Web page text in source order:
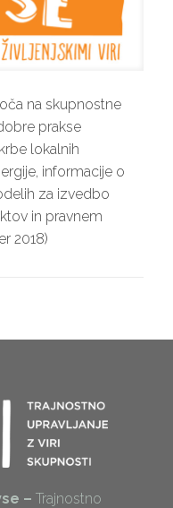
na skupnostne
prakse
lokalnih
informacije o
za izvedbo
in pravnem
2018)
– Trajnostno